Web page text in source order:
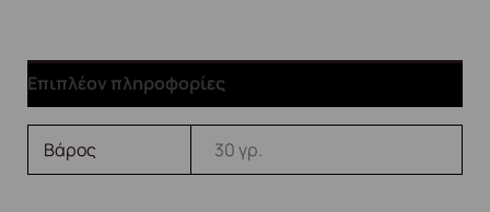
Επιπλέον πληροφορίες
Βάρος 30 γρ.